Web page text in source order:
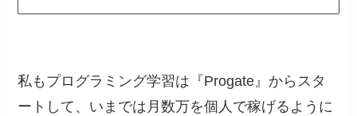
私もプログラミング学習は『Progate』からスタ
ートして、 いまでは月数万を個人で稼げるように